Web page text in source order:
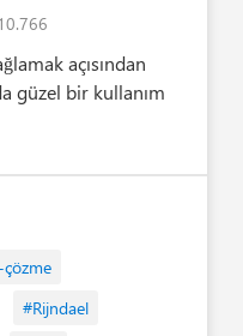
açısından
güzel bir kullanım
#Rijndael